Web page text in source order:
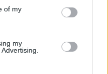
of my
my
ultime news